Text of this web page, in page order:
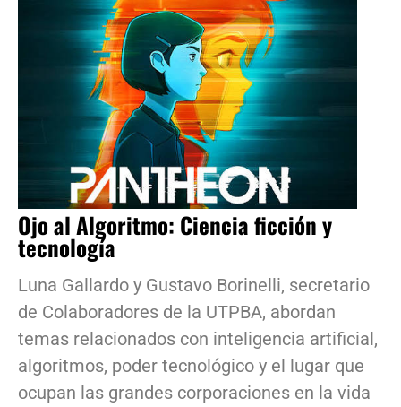
Ojo al Algoritmo: Ciencia ficción y
tecnología
Luna Gallardo y Gustavo Borinelli, secretario
de Colaboradores de la UTPBA, abordan
temas relacionados con inteligencia artificial,
algoritmos, poder tecnológico y el lugar que
ocupan las grandes corporaciones en la vida